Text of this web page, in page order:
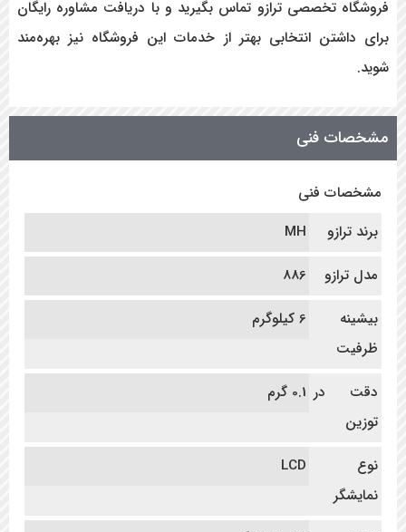
فروشگاه تخصصی ترازو تماس بگیرید و با دریافت مشاوره رایگان
برای داشتن انتخابی بهتر از خدمات این فروشگاه نیز بهره‌مند
شوید.
مشخصات فنی
مشخصات فنی
برند ترازو
MH
مدل ترازو
886
بیشینه
ظرفیت
6 کیلوگرم
دقت در
توزین
0.1 گرم
نوع
نمایشگر
LCD